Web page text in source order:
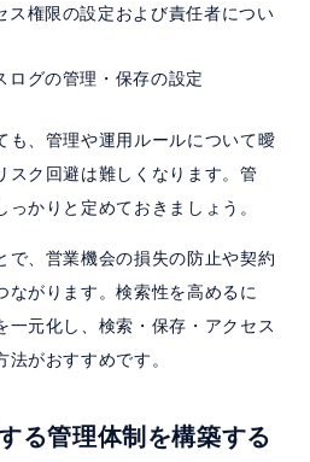
ス権限の設定および責任者につい
ログの管理・保存の設定
も、管理や運用ルールについて曖
スク回避は難しくなります。管
かりと定めておきましょう。
で、営業機会の損失の防止や契約
ながります。検索性を高めるに
一元化し、検索・保存・アクセス
がおすすめです。
る管理体制を構築する